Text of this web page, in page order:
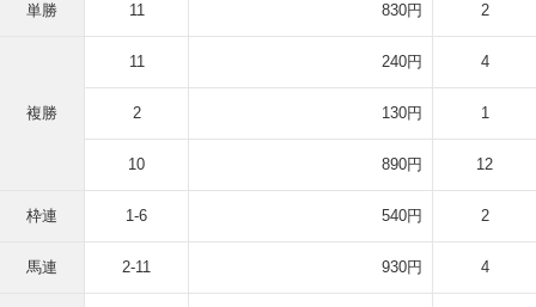
単勝 11 830円 2
複勝
11 240円 4
2 130円 1
10 890円 12
枠連 1-6 540円 2
馬連 2-11 930円 4